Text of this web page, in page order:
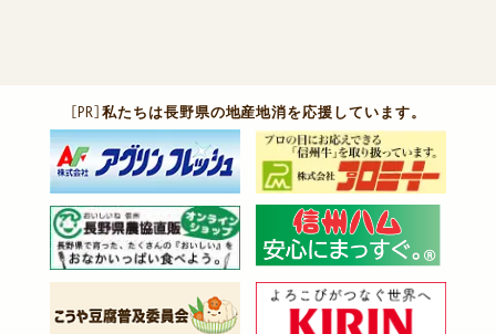
［PR］私たちは長野県の地産地消を応援しています。